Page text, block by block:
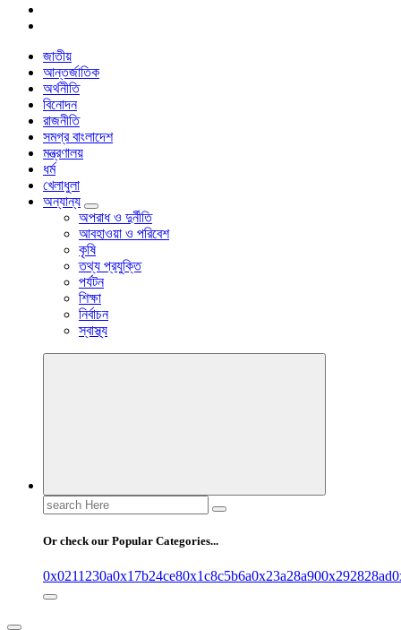
জাতীয়
আন্তর্জাতিক
অর্থনীতি
বিনোদন
রাজনীতি
সমগ্র বাংলাদেশ
মন্ত্রণালয়
ধর্ম
খেলাধুলা
অন্যান্য
অপরাধ ও দুর্নীতি
আবহাওয়া ও পরিবেশ
কৃষি
তথ্য প্রযুক্তি
পর্যটন
শিক্ষা
নির্বাচন
স্বাস্থ্য
Search
for:
Or check our Popular Categories...
0x0211230a0x17b24ce80x1c8c5b6a0x23a28a900x292828ad